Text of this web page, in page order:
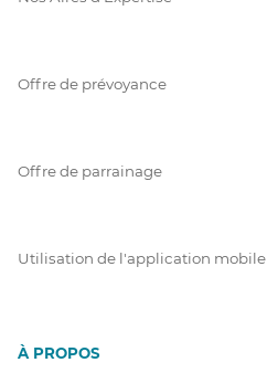
Offre de prévoyance
Offre de parrainage
Utilisation de l'application mobile
À PROPOS